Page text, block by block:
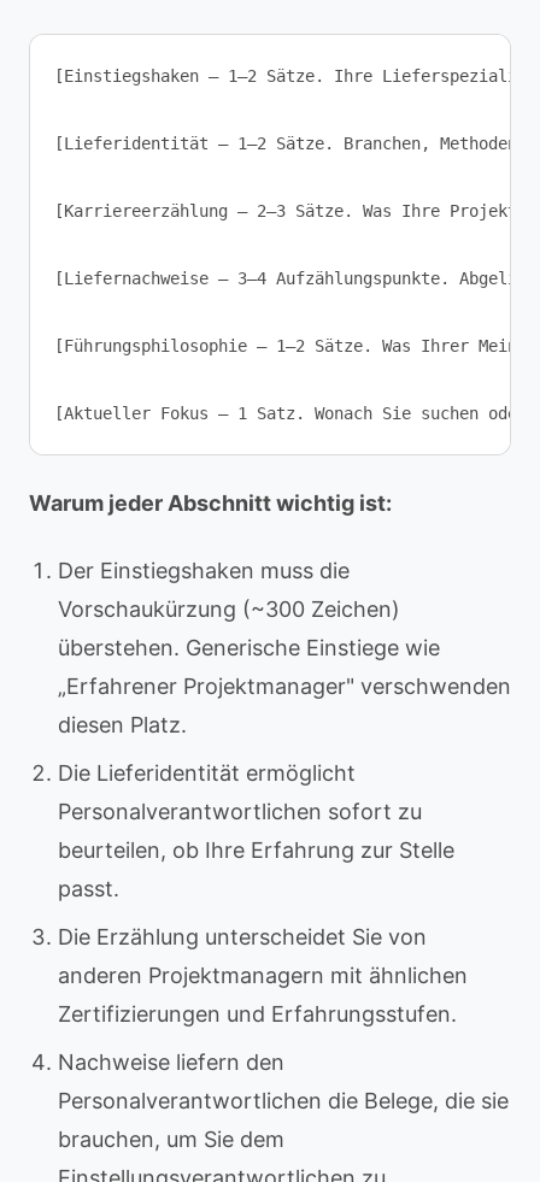
[Einstiegshaken — 1–2 Sätze. Ihre
[Lieferidentität — 1–2 Sätze. Branchen, Methoden
[Karriereerzählung — 2–3 Sätze. Was Ihre
[Liefernachweise — 3–4 Aufzählungspunkte.
[Führungsphilosophie — 1–2 Sätze. Was Ihrer
Warum jeder Abschnitt wichtig ist:
Der Einstiegshaken muss die
Vorschaukürzung (~300 Zeichen)
überstehen. Generische Einstiege wie
„Erfahrener Projektmanager" verschwenden
diesen Platz.
Die Lieferidentität ermöglicht
Personalverantwortlichen sofort zu
beurteilen, ob Ihre Erfahrung zur Stelle
passt.
Die Erzählung unterscheidet Sie von
anderen Projektmanagern mit ähnlichen
Zertifizierungen und Erfahrungsstufen.
Nachweise liefern den
Personalverantwortlichen die Belege, die sie
brauchen, um Sie dem